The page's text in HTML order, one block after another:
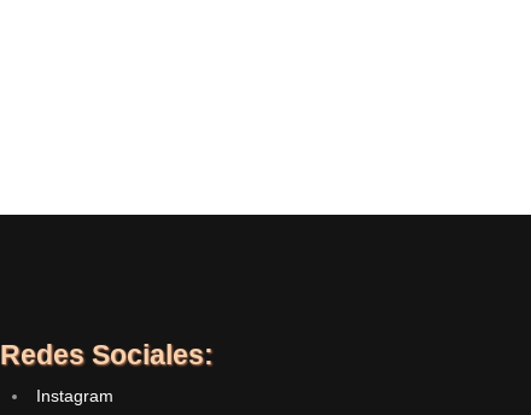
Redes Sociales:
Instagram